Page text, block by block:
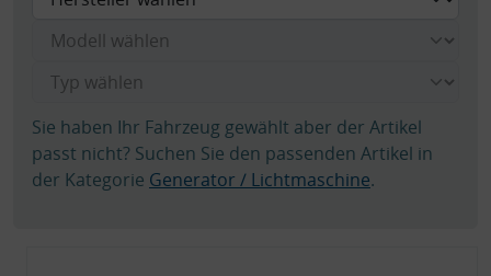
Sie haben Ihr Fahrzeug gewählt aber der Artikel
passt nicht? Suchen Sie den passenden Artikel in
der Kategorie Generator / Lichtmaschine.